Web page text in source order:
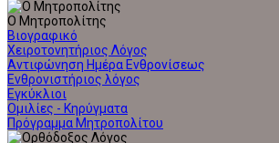
Ο Μητροπολίτης
Βιογραφικό
Χειροτονητήριος Λόγος
Αντιφώνηση Ημέρα Ενθρονίσεως
Ενθρονιστήριος λόγος
Εγκύκλιοι
Ομιλίες - Κηρύγματα
Πρόγραμμα Μητροπολίτου